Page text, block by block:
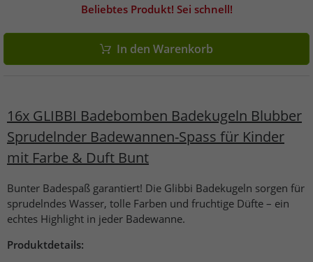
Beliebtes Produkt! Sei schnell!
In den Warenkorb
16x GLIBBI Badebomben Badekugeln Blubber
Sprudelnder Badewannen-Spass für Kinder
mit Farbe & Duft Bunt
Bunter Badespaß garantiert! Die Glibbi Badekugeln sorgen für
sprudelndes Wasser, tolle Farben und fruchtige Düfte – ein
echtes Highlight in jeder Badewanne.
Produktdetails: